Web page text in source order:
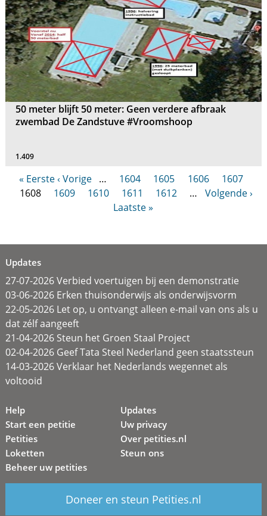
50 meter blijft 50 meter: Geen verdere afbraak
zwembad De Zandstuve #Vroomshoop
1.409
« Eerste ‹ Vorige … 1604 1605 1606
1607
1608
1609 1610 1611 1612 …
Volgende ›
Laatste »
Updates
27-07-2026 Verbied voertuigen bij een demonstratie
03-06-2026 Erken thuisonderwijs als onderwijsvorm
22-05-2026 Let op, u ontvangt alleen e-mail van ons als u
dat zélf aangeeft
21-04-2026 Steun het Groen Staal Project
02-04-2026 Geef Tata Steel Nederland geen staatssteun
14-03-2026 Verklaar het Nederlands wegennet als
voltooid
Help
Start een petitie
Petities
Loketten
Beheer uw petities
Updates
Uw privacy
Over petities.nl
Steun ons
Doneer en steun Petities.nl